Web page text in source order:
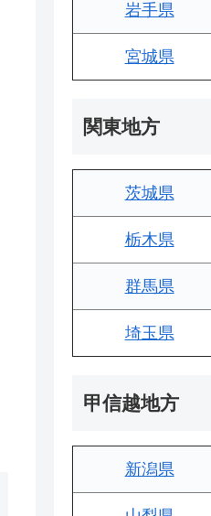
岩手県
宮城県
関東地方
茨城県
栃木県
群馬県
埼玉県
甲信越地方
新潟県